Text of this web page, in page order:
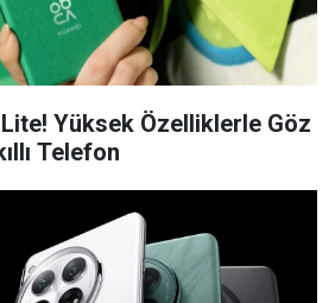
Yüksek Özelliklerle Göz
Telefon